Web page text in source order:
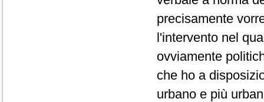
precisamente
l'intervento nel
ovviamente
che ho a
urbano e più